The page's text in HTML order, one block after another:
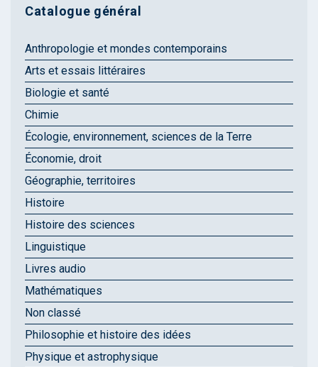
Catalogue général
Anthropologie et mondes contemporains
Arts et essais littéraires
Biologie et santé
Chimie
Écologie, environnement, sciences de la Terre
Économie, droit
Géographie, territoires
Histoire
Histoire des sciences
Linguistique
Livres audio
Mathématiques
Non classé
Philosophie et histoire des idées
Physique et astrophysique